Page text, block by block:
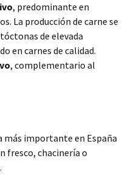
, predominante en
La producción de carne se
de elevada
en carnes de calidad.
, complementario al
más importante en España
fresco, chacinería o